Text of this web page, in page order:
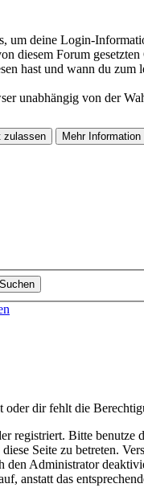
um deine Login-
diesem Forum
hast und wann du
unabhängig von der
dir fehlt die
registriert. Bitte benutze
Seite zu betreten.
den Administrator
anstatt das